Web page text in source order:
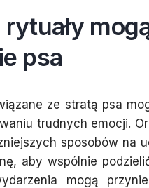
rytuały
psa
ze stratą psa
trudnych emocji.
sposobów na
aby wspólnie
mogą